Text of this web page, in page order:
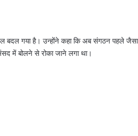
बदल गया है। उन्होंने कहा कि अब संगठन पहले
में बोलने से रोका जाने लगा था।